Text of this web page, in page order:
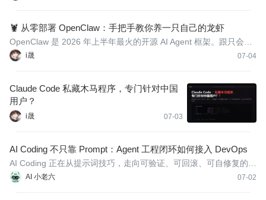
🦞 从零部署 OpenClaw：手把手教你养一只自己的龙虾
i晟 07-04
OpenClaw 是 2026 年上半年最火的开源 AI Agent 框架。跟只会聊
天的 Chatbot 不同，它能实际操作你的电脑——管文件、开浏览
Claude Code 私藏木马程序，专门针对中国
用户？
i晟 07-03
AI Coding 不只靠 Prompt：Agent 工程闭环如何接入 DevOps
AI 小老六 07-02
AI Coding 正在从提示词技巧，走向可验证、可回滚、可自修复的 D
evOps 闭环。